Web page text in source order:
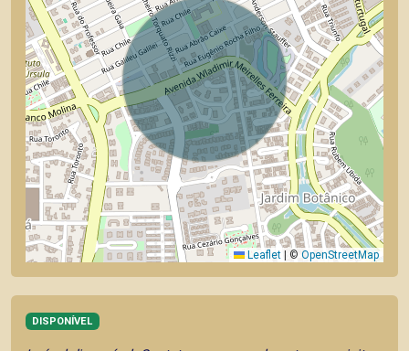
Leaflet © OpenStreetMap
DISPONÍVEL